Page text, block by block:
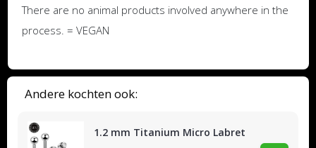
Andere kochten ook:
1.2 mm Titanium Micro Labret
There are no animal products involved anywhere in the
process. = VEGAN